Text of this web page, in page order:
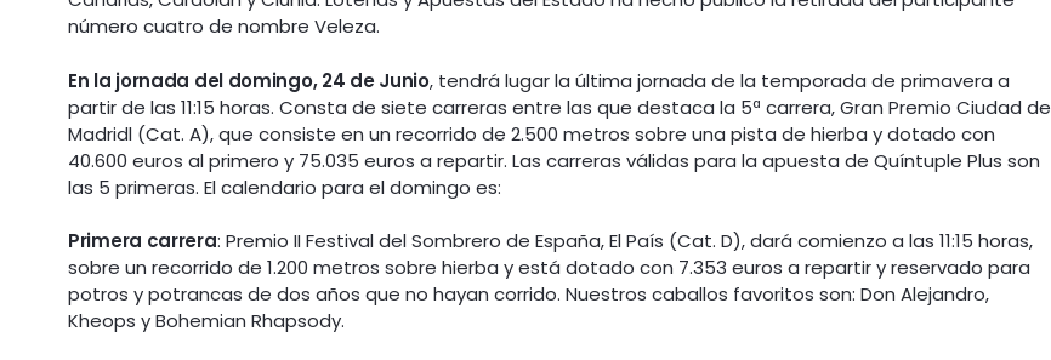
número cuatro de nombre Veleza.
En la jornada del domingo, 24 de Junio, tendrá lugar la última jornada de la temporada de primavera a
partir de las 11:15 horas. Consta de siete carreras entre las que destaca la 5ª carrera, Gran Premio Ciudad de
Madridl (Cat. A), que consiste en un recorrido de 2.500 metros sobre una pista de hierba y dotado con
40.600 euros al primero y 75.035 euros a repartir. Las carreras válidas para la apuesta de Quíntuple Plus son
las 5 primeras. El calendario para el domingo es:
Primera carrera: Premio II Festival del Sombrero de España, El País (Cat. D), dará comienzo a las 11:15 horas,
sobre un recorrido de 1.200 metros sobre hierba y está dotado con 7.353 euros a repartir y reservado para
potros y potrancas de dos años que no hayan corrido. Nuestros caballos favoritos son: Don Alejandro,
Kheops y Bohemian Rhapsody.